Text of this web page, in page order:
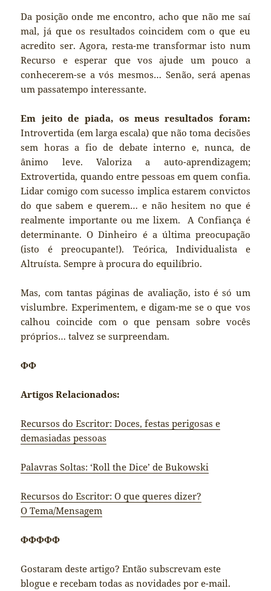
Da posição onde me encontro, acho que não me saí
mal, já que os resultados coincidem com o que eu
acredito ser. Agora, resta-me transformar isto num
Recurso e esperar que vos ajude um pouco a
conhecerem-se a vós mesmos… Senão, será apenas
um passatempo interessante.
Em jeito de piada, os meus resultados foram:
Introvertida (em larga escala) que não toma decisões
sem horas a fio de debate interno e, nunca, de
ânimo leve. Valoriza a auto-aprendizagem;
Extrovertida, quando entre pessoas em quem confia.
Lidar comigo com sucesso implica estarem convictos
do que sabem e querem… e não hesitem no que é
realmente importante ou me lixem. A Confiança é
determinante. O Dinheiro é a última preocupação
(isto é preocupante!). Teórica, Individualista e
Altruísta. Sempre à procura do equilíbrio.
Mas, com tantas páginas de avaliação, isto é só um
vislumbre. Experimentem, e digam-me se o que vos
calhou coincide com o que pensam sobre vocês
próprios… talvez se surpreendam.
ΦΦ
Artigos Relacionados:
Recursos do Escritor: Doces, festas perigosas e
demasiadas pessoas
Palavras Soltas: ‘Roll the Dice’ de Bukowski
Recursos do Escritor: O que queres dizer?
O Tema/Mensagem
ΦΦΦΦΦ
Gostaram deste artigo? Então subscrevam este
blogue e recebam todas as novidades por e-mail.